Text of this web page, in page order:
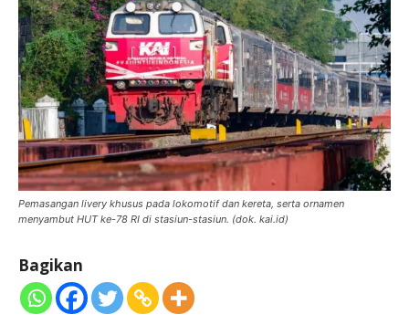
Pemasangan livery khusus pada lokomotif dan kereta, serta ornamen
menyambut HUT ke-78 RI di stasiun-stasiun. (dok. kai.id)
Bagikan